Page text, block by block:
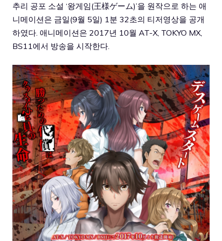
추리 공포 소설 ‘왕게임(王様ゲーム)’을 원작으로 하는 애
니메이션은 금일(9월 5일) 1분 32초의 티저영상을 공개
하였다. 애니메이션은 2017년 10월 AT-X, TOKYO MX,
BS11에서 방송을 시작한다.